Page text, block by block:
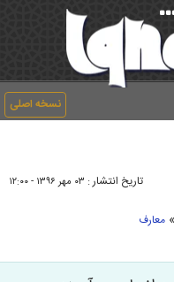
نسخه اصلی
تاریخ انتشار : ۰۳ مهر ۱۳۹۶ - ۱۲:۰۰
» معارف